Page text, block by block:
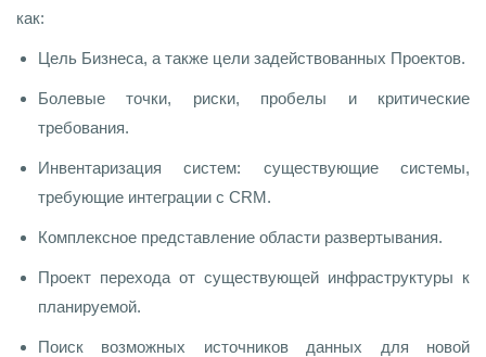
как:
Цель Бизнеса, а также цели задействованных Проектов.
Болевые точки, риски, пробелы и критические
требования.
Инвентаризация систем: существующие системы,
требующие интеграции с CRM.
Комплексное представление области развертывания.
Проект перехода от существующей инфраструктуры к
планируемой.
Поиск возможных источников данных для новой